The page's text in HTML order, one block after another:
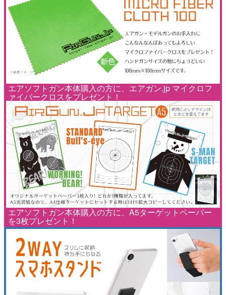
エアソフトガン本体購入の方に、エアガン.jp マイクロフ
ァイバークロスをプレゼント！
エアソフトガン本体購入の方に、A5ターゲットペーパー
を3枚プレゼント！